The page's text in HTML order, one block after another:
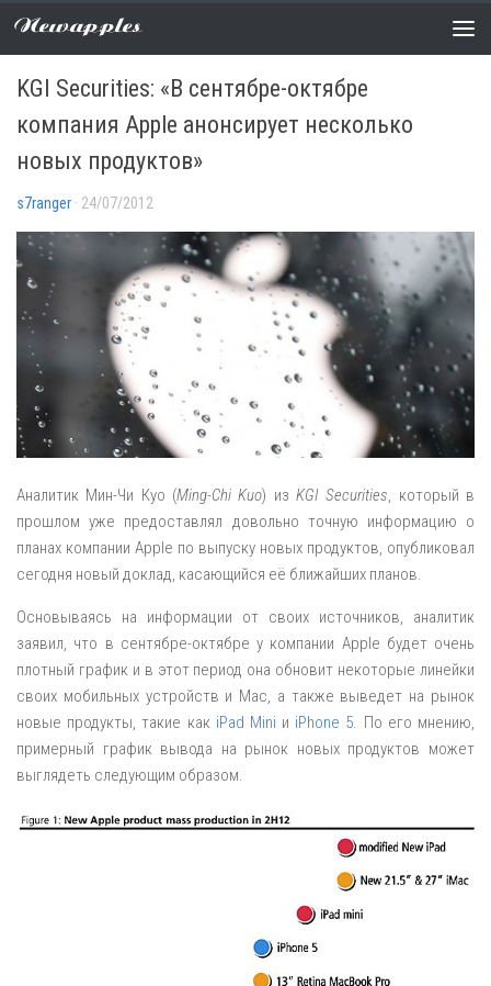
Newapples
АНАЛИТИКА/НОВОСТИ 0 COMMENTS
KGI Securities: «В сентябре-октябре
компания Apple анонсирует несколько
новых продуктов»
s7ranger · 24/07/2012
Аналитик Мин-Чи Куо (Ming-Chi Kuo) изKGI Securities , который в
прошлом уже предоставлял довольно точную информацию о
планах компании Apple по выпуску новых продуктов, опубликовал
сегодня новый доклад, касающийся её ближайших планов.
Основываясь на информации от своих источников, аналитик
заявил, что в сентябре-октябре у компании Apple будет очень
плотный график и в этот период она обновит некоторые линейки
своих мобильных устройств и Mac, а также выведет на рынок
новые продукты, такие как iPad Mini и iPhone 5 . По его мнению,
примерный график вывода на рынок новых продуктов может
выглядеть следующим образом.